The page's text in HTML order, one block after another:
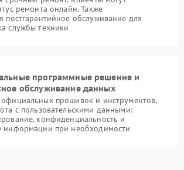
ремонта онлайн. Также
постгарантийное обслуживание для
службы техники
программные решение и
обслуживание данных
прошивок и инструментов,
с пользовательскими данными:
конфиденциальность и
информации при необходимости